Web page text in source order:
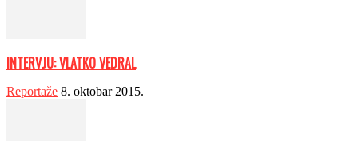
INTERVJU: VLATKO VEDRAL
Reportaže 8. oktobar 2015.